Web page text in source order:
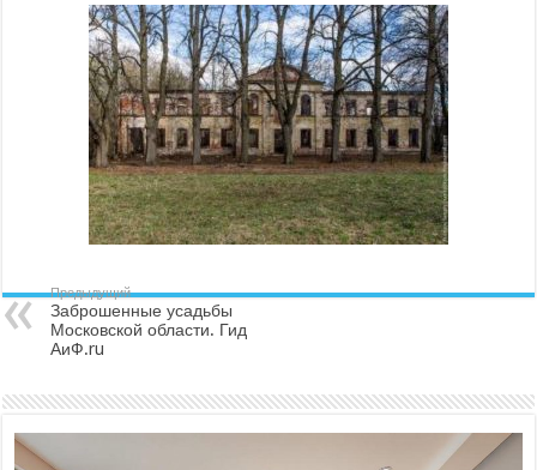
Предыдущий
Заброшенные усадьбы
Московской области. Гид
АиФ.ru